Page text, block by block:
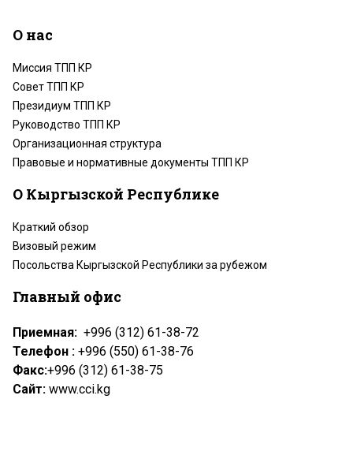
О нас
Миссия ТПП КР
Совет ТПП КР
Президиум ТПП КР
Руководство ТПП КР
Организационная структура
Правовые и нормативные документы ТПП КР
О Кыргызской Республике
Краткий обзор
Визовый режим
Посольства Кыргызской Республики за рубежом
Главный офис
Приемная: +996 (312) 61-38-72
Телефон : +996 (550) 61-38-76
Факс:+996 (312) 61-38-75
Сайт: www.cci.kg